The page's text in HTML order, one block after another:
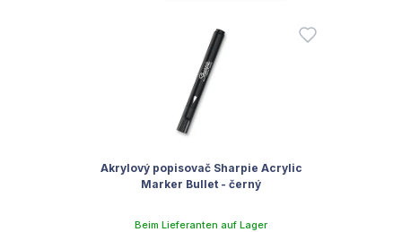
Akrylový popisovač Sharpie Acrylic
Marker Bullet - černý
Beim Lieferanten auf Lager